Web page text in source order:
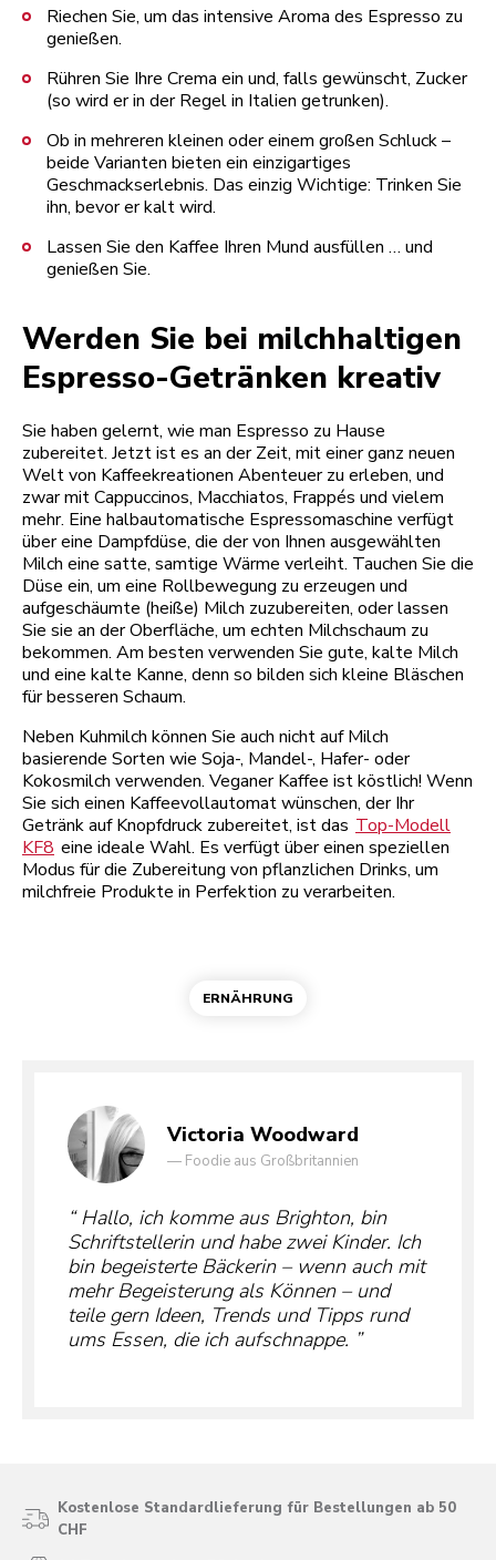
Riechen Sie, um das intensive Aroma des Espresso zu
genießen.
Rühren Sie Ihre Crema ein und, falls gewünscht, Zucker
(so wird er in der Regel in Italien getrunken).
Ob in mehreren kleinen oder einem großen Schluck –
beide Varianten bieten ein einzigartiges
Geschmackserlebnis. Das einzig Wichtige: Trinken Sie
ihn, bevor er kalt wird.
Lassen Sie den Kaffee Ihren Mund ausfüllen … und
genießen Sie.
Werden Sie bei milchhaltigen
Espresso-Getränken kreativ
Sie haben gelernt, wie man Espresso zu Hause
zubereitet. Jetzt ist es an der Zeit, mit einer ganz neuen
Welt von Kaffeekreationen Abenteuer zu erleben, und
zwar mit Cappuccinos, Macchiatos, Frappés und vielem
mehr. Eine halbautomatische Espressomaschine verfügt
über eine Dampfdüse, die der von Ihnen ausgewählten
Milch eine satte, samtige Wärme verleiht. Tauchen Sie die
Düse ein, um eine Rollbewegung zu erzeugen und
aufgeschäumte (heiße) Milch zuzubereiten, oder lassen
Sie sie an der Oberfläche, um echten Milchschaum zu
bekommen. Am besten verwenden Sie gute, kalte Milch
und eine kalte Kanne, denn so bilden sich kleine Bläschen
für besseren Schaum.
Neben Kuhmilch können Sie auch nicht auf Milch
basierende Sorten wie Soja-, Mandel-, Hafer- oder
Kokosmilch verwenden. Veganer Kaffee ist köstlich! Wenn
Sie sich einen Kaffeevollautomat wünschen, der Ihr
Getränk auf Knopfdruck zubereitet, ist das Top-Modell
KF8 eine ideale Wahl. Es verfügt über einen speziellen
Modus für die Zubereitung von pflanzlichen Drinks, um
milchfreie Produkte in Perfektion zu verarbeiten.
ERNÄHRUNG
Victoria Woodward
— Foodie aus Großbritannien
Hallo, ich komme aus Brighton, bin
Schriftstellerin und habe zwei Kinder. Ich
bin begeisterte Bäckerin – wenn auch mit
mehr Begeisterung als Können – und
teile gern Ideen, Trends und Tipps rund
ums Essen, die ich aufschnappe.
Kostenlose Standardlieferung für Bestellungen ab 50
CHF